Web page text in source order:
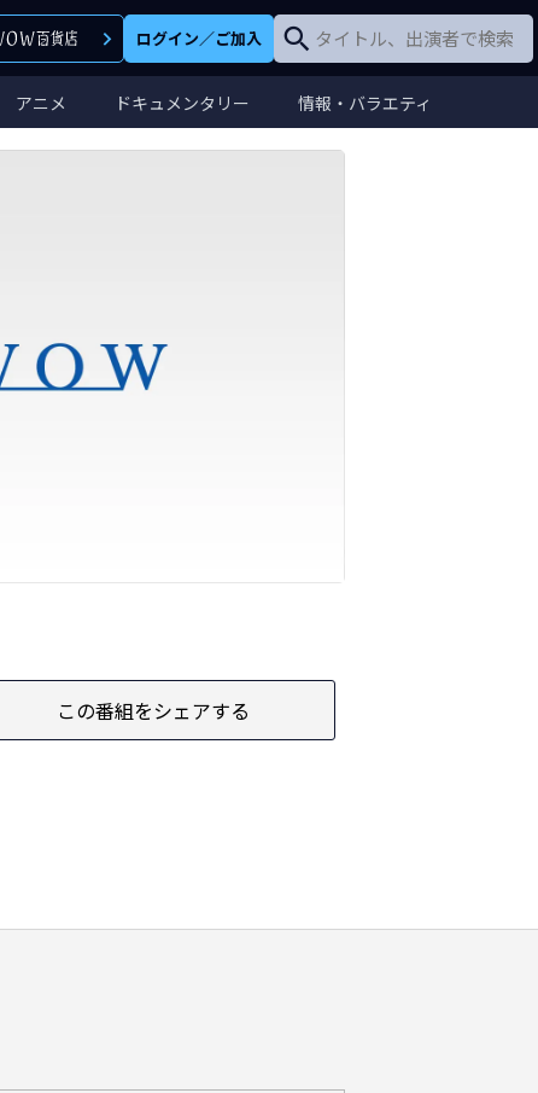
ログイン／ご加入
アニメ ドキュメンタリー 情報・バラエティ
この番組をシェアする